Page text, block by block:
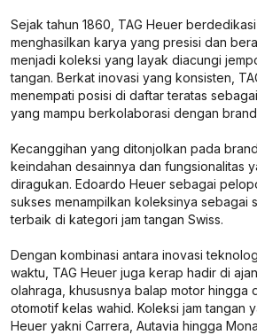
Sejak tahun 1860, TAG Heuer
menghasilkan karya yang presisi dan
menjadi koleksi yang layak diacungi
tangan. Berkat inovasi yang konsisten,
menempati posisi di daftar teratas
yang mampu berkolaborasi dengan
Kecanggihan yang ditonjolkan pada
keindahan desainnya dan fungsionalitas
diragukan. Edoardo Heuer sebagai
sukses menampilkan koleksinya sebagai
terbaik di kategori jam tangan Swiss.
Dengan kombinasi antara inovasi
waktu, TAG Heuer juga kerap hadir di
olahraga, khususnya balap motor hingga
otomotif kelas wahid. Koleksi jam tangan
Heuer yakni Carrera, Autavia hingga